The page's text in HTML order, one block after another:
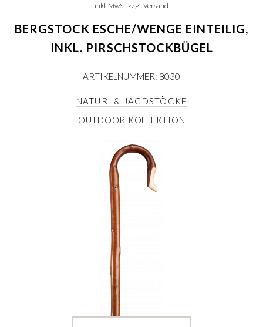
inkl. MwSt. zzgl. Versand
BERGSTOCK ESCHE/WENGE EINTEILIG,
INKL. PIRSCHSTOCKBÜGEL
ARTIKELNUMMER: 8030
NATUR- & JAGDSTÖCKE
OUTDOOR KOLLEKTION